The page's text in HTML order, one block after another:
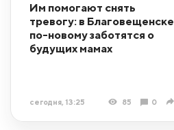
Им помогают снять
тревогу: в Благовещенске
по-новому заботятся о
будущих мамах
сегодня, 13:25 85 0